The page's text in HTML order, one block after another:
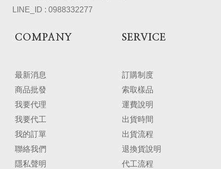
LINE_ID : 0988332277
COMPANY
最新消息
商品批發
我要代理
我要代工
我的訂單
聯絡我們
隱私聲明
SERVICE
訂購制度
索取樣品
運費說明
出貨時間
出貨流程
退換貨說明
代工流程